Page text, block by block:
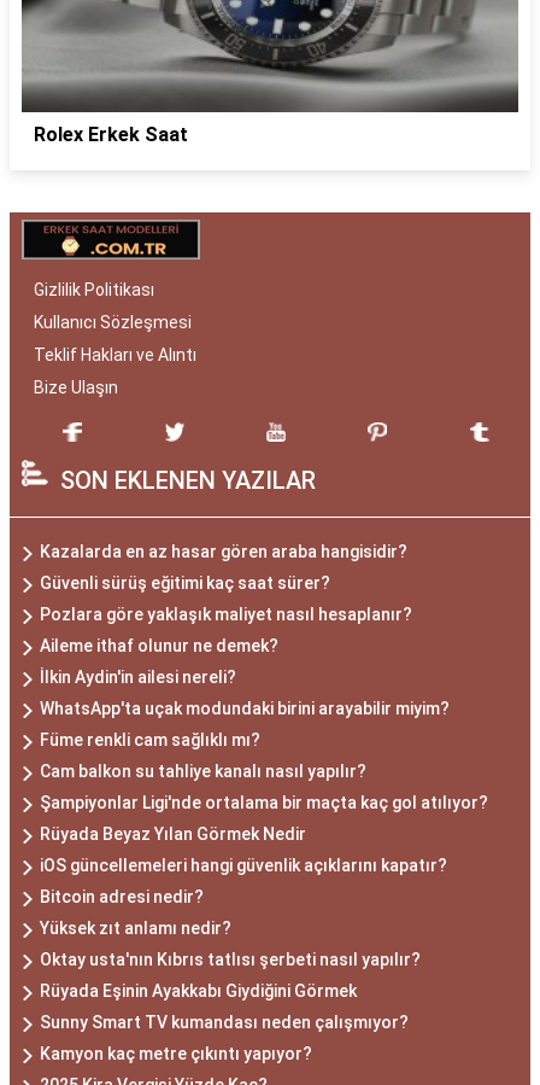
Rolex Erkek Saat
Gizlilik Politikası
Kullanıcı Sözleşmesi
Teklif Hakları ve Alıntı
Bize Ulaşın
SON EKLENEN YAZILAR
Kazalarda en az hasar gören araba hangisidir?
Güvenli sürüş eğitimi kaç saat sürer?
Pozlara göre yaklaşık maliyet nasıl hesaplanır?
Aileme ithaf olunur ne demek?
İlkin Aydin'in ailesi nereli?
WhatsApp'ta uçak modundaki birini arayabilir miyim?
Füme renkli cam sağlıklı mı?
Cam balkon su tahliye kanalı nasıl yapılır?
Şampiyonlar Ligi'nde ortalama bir maçta kaç gol atılıyor?
Rüyada Beyaz Yılan Görmek Nedir
iOS güncellemeleri hangi güvenlik açıklarını kapatır?
Bitcoin adresi nedir?
Yüksek zıt anlamı nedir?
Oktay usta'nın Kıbrıs tatlısı şerbeti nasıl yapılır?
Rüyada Eşinin Ayakkabı Giydiğini Görmek
Sunny Smart TV kumandası neden çalışmıyor?
Kamyon kaç metre çıkıntı yapıyor?